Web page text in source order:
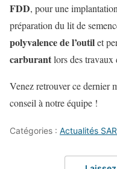
FDD, pour une
préparation du lit de
polyvalence de l’outilet
carburantlors des travaux
Venez retrouver ce dernier
conseil à notre équipe !
Catégories : Actualités